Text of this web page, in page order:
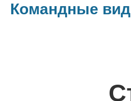
Командные